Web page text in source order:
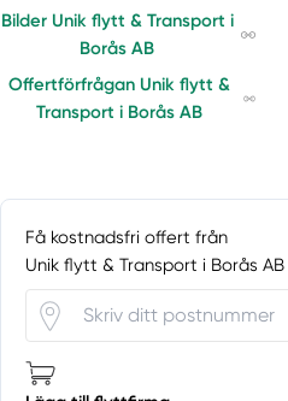
Bilder Unik flytt & Transport i
Borås AB
Offertförfrågan Unik flytt &
Transport i Borås AB
Få kostnadsfri offert från
Unik flytt & Transport i Borås AB